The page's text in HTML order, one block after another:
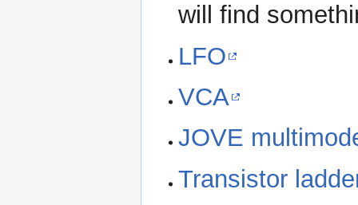
will find
LFO
VCA
JOVE
Transistor